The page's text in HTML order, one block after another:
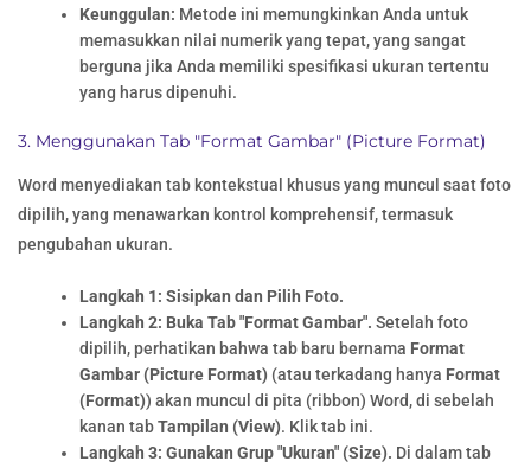
Keunggulan: Metode ini memungkinkan Anda untuk
memasukkan nilai numerik yang tepat, yang sangat
berguna jika Anda memiliki spesifikasi ukuran tertentu
yang harus dipenuhi.
3. Menggunakan Tab "Format Gambar" (Picture Format)
Word menyediakan tab kontekstual khusus yang muncul saat foto
dipilih, yang menawarkan kontrol komprehensif, termasuk
pengubahan ukuran.
Langkah 1: Sisipkan dan Pilih Foto.
Langkah 2: Buka Tab "Format Gambar". Setelah foto
dipilih, perhatikan bahwa tab baru bernama Format
Gambar (Picture Format) (atau terkadang hanya Format
(Format)) akan muncul di pita (ribbon) Word, di sebelah
kanan tabTampilan (View). Klik tab ini.
Langkah 3: Gunakan Grup "Ukuran" (Size). Di dalam tab